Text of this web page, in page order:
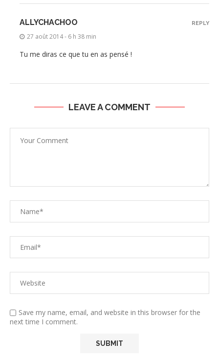
ALLYCHACHOO
27 août 2014 - 6 h 38 min
Tu me diras ce que tu en as pensé !
REPLY
LEAVE A COMMENT
Save my name, email, and website in this browser for the
next time I comment.